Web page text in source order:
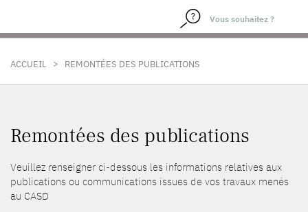
ACCUEIL > REMONTÉES DES PUBLICATIONS
Remontées des publications
Veuillez renseigner ci-dessous les informations relatives aux
publications ou communications issues de vos travaux menés
au CASD